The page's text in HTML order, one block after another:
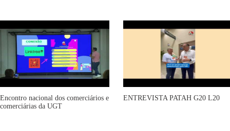
Encontro nacional dos comerciários e
comerciárias da UGT
ENTREVISTA PATAH G20 L20